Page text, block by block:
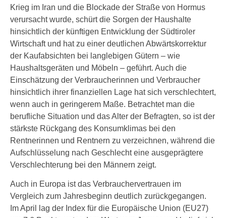
Krieg im Iran und die Blockade der Straße von Hormus
verursacht wurde, schürt die Sorgen der Haushalte
hinsichtlich der künftigen Entwicklung der Südtiroler
Wirtschaft und hat zu einer deutlichen Abwärtskorrektur
der Kaufabsichten bei langlebigen Gütern ‒ wie
Haushaltsgeräten und Möbeln ‒ geführt. Auch die
Einschätzung der Verbraucherinnen und Verbraucher
hinsichtlich ihrer finanziellen Lage hat sich verschlechtert,
wenn auch in geringerem Maße. Betrachtet man die
berufliche Situation und das Alter der Befragten, so ist der
stärkste Rückgang des Konsumklimas bei den
Rentnerinnen und Rentnern zu verzeichnen, während die
Aufschlüsselung nach Geschlecht eine ausgeprägtere
Verschlechterung bei den Männern zeigt.
Auch in Europa ist das Verbrauchervertrauen im
Vergleich zum Jahresbeginn deutlich zurückgegangen.
Im April lag der Index für die Europäische Union (EU27)